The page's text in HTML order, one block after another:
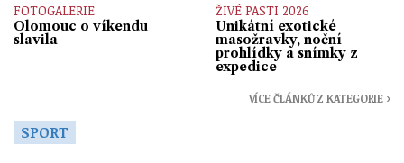
FOTOGALERIE
Olomouc o víkendu
slavila
ŽIVÉ PASTI 2026
Unikátní exotické
masožravky, noční
prohlídky a snímky z
expedice
VÍCE ČLÁNKŮ Z KATEGORIE ›
SPORT